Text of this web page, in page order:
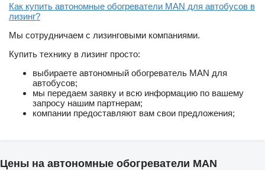
Как купить автономные обогреватели MAN для автобусов в
лизинг?
Мы сотрудничаем с лизинговыми компаниями.
Купить технику в лизинг просто:
выбираете автономный обогреватель MAN для
автобусов;
мы передаем заявку и всю информацию по вашему
запросу нашим партнерам;
компании предоставляют вам свои предложения;
Цены на автономные обогреватели MAN